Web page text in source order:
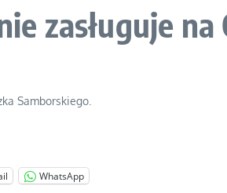
zasługuje na
Samborskiego.
WhatsApp